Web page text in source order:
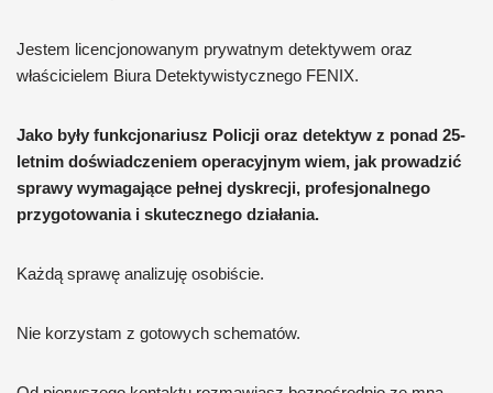
Jestem licencjonowanym prywatnym detektywem oraz
właścicielem Biura Detektywistycznego FENIX.
Jako były funkcjonariusz Policji oraz detektyw z ponad 25-
letnim doświadczeniem operacyjnym wiem, jak prowadzić
sprawy wymagające pełnej dyskrecji, profesjonalnego
przygotowania i skutecznego działania.
Każdą sprawę analizuję osobiście.
Nie korzystam z gotowych schematów.